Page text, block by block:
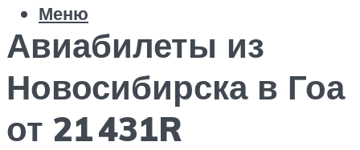
Меню
Авиабилеты из
Новосибирска в Гоа
от 21 431R